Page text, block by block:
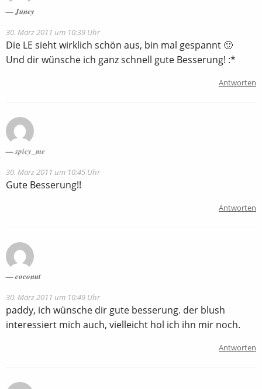
Juney
30. März 2011 um 10:39 Uhr
Die LE sieht wirklich schön aus, bin mal gespannt 🙂
Und dir wünsche ich ganz schnell gute Besserung! :*
Antworten
spicy_me
30. März 2011 um 10:45 Uhr
Gute Besserung!!
Antworten
coconut
30. März 2011 um 10:49 Uhr
paddy, ich wünsche dir gute besserung. der blush
interessiert mich auch, vielleicht hol ich ihn mir noch.
Antworten